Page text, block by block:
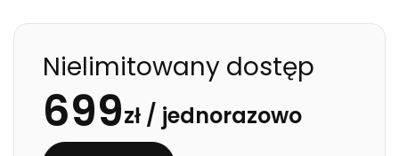
z fazy aktywności do odbudowy i przygotowuje się na
kolejne obciążenia.Regeneracja nie jest więc
dodatkiem zarezerwowanym dla osób intensywnie
trenujących. Potrzebuje jej każdy, kto jest aktywny –
również po długiej wędrówce, całym dniu spędzonym
na nogach czy kilku godzinach pracy fizycznej.
Nielimitowany dostęp
699zł / jednorazowo